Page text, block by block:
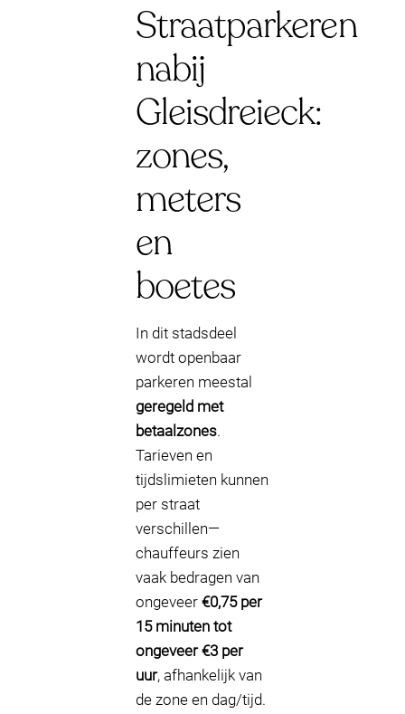
Straatparkeren
nabij
Gleisdreieck:
zones,
meters
en
boetes
In dit stadsdeel
wordt openbaar
parkeren meestal
geregeld met
betaalzones.
Tarieven en
tijdslimieten kunnen
per straat
verschillen—
chauffeurs zien
vaak bedragen van
ongeveer €0,75 per
15 minuten tot
ongeveer €3 per
uur, afhankelijk van
de zone en dag/tijd.